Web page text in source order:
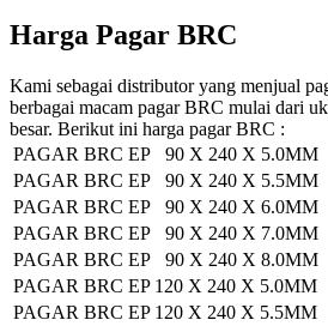
Harga Pagar BRC
Kami sebagai distributor yang menjual
berbagai macam pagar BRC mulai dari
besar. Berikut ini harga pagar BRC :
PAGAR BRC EP 90 X 240 X 5.0MM
PAGAR BRC EP 90 X 240 X 5.5MM
PAGAR BRC EP 90 X 240 X 6.0MM
PAGAR BRC EP 90 X 240 X 7.0MM
PAGAR BRC EP 90 X 240 X 8.0MM
PAGAR BRC EP 120 X 240 X 5.0MM
PAGAR BRC EP 120 X 240 X 5.5MM